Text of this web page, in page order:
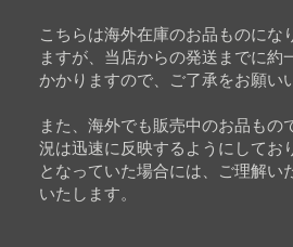
こちらは海外在庫のお品ものにな
ますが、当店からの発送までに約
かかりますので、ご了承をお願い
また、海外でも販売中のお品もの
況は迅速に反映するようにしてお
となっていた場合には、ご理解い
いたします。